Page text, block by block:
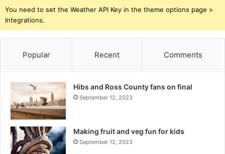
You need to set the Weather API Key in the theme options page >
Integrations.
Popular Recent Comments
Hibs and Ross County fans on final
September 12, 2023
Making fruit and veg fun for kids
September 12, 2023